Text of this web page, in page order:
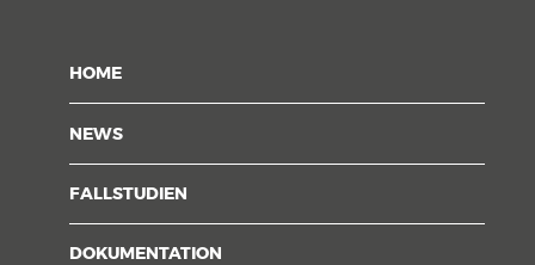
HOME
NEWS
FALLSTUDIEN
DOKUMENTATION